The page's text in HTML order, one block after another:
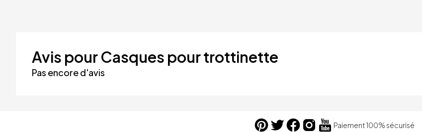
Avis pour Casques pour trottinette
Pas encore d'avis
Paiement 100% sécurisé